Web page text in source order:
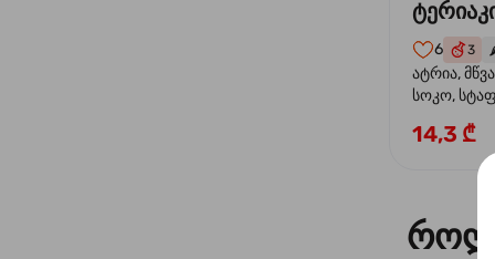
6 3
ატრია,
სოკო,
ტერიაკის
14,3 ₾